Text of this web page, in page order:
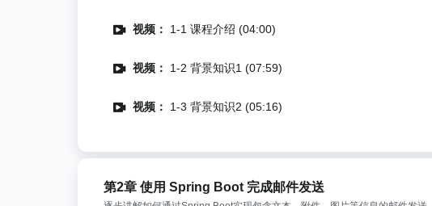
视频： 1-1 课程介绍 (04:00)
视频： 1-2 背景知识1 (07:59)
视频： 1-3 背景知识2 (05:16)
第2章 使用 Spring Boot 完成邮件发送